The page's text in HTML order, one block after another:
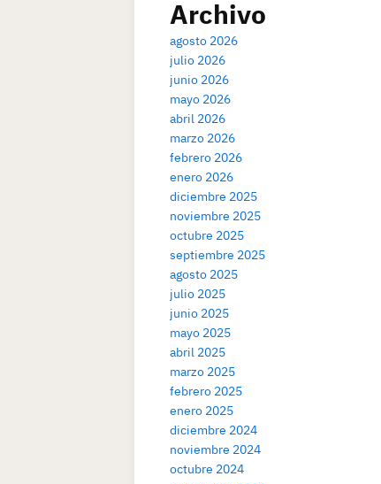
Archivo
agosto 2026
julio 2026
junio 2026
mayo 2026
abril 2026
marzo 2026
febrero 2026
enero 2026
diciembre 2025
noviembre 2025
octubre 2025
septiembre 2025
agosto 2025
julio 2025
junio 2025
mayo 2025
abril 2025
marzo 2025
febrero 2025
enero 2025
diciembre 2024
noviembre 2024
octubre 2024